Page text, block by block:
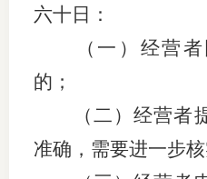
六十日：
（一）经营
的；
（二）经营者
准确，需要进一步核